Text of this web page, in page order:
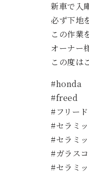
新車で入
必ず下地
この作業
オーナー
この度は
#honda
#freed
#フリード
#セラミ
#セラミ
#ガラス
#セラミ